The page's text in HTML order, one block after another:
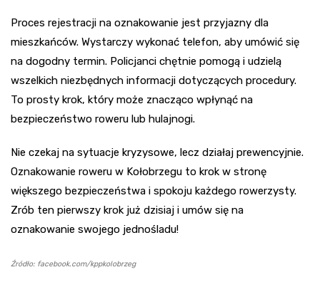
Proces rejestracji na oznakowanie jest przyjazny dla
mieszkańców. Wystarczy wykonać telefon, aby umówić się
na dogodny termin. Policjanci chętnie pomogą i udzielą
wszelkich niezbędnych informacji dotyczących procedury.
To prosty krok, który może znacząco wpłynąć na
bezpieczeństwo roweru lub hulajnogi.
Nie czekaj na sytuacje kryzysowe, lecz działaj prewencyjnie.
Oznakowanie roweru w Kołobrzegu to krok w stronę
większego bezpieczeństwa i spokoju każdego rowerzysty.
Zrób ten pierwszy krok już dzisiaj i umów się na
oznakowanie swojego jednośladu!
Źródło: facebook.com/kppkolobrzeg